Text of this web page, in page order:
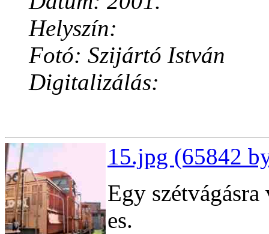
Helyszín:
Fotó: Szijártó István
Digitalizálás:
15.jpg (65842
Egy
es.